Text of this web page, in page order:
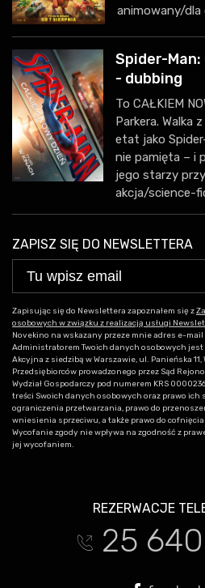
animowany/
Spider-Man:
- dubbing
To CAŁKIEM
Parkera. Walka
etat jako
nie pamięta – i
jego starzy
akcja/science-
ZAPISZ SIĘ DO NEWSLETTERA
Zapisując się do Newslettera zapoznałem się z
osobowych w związku z realizacją usługi
Novekino na wskazany przeze mnie adres e-
Administratorem Twoich danych osobowych jest
Akcyjna z siedzibą w Warszawie, ul. Panieńska
Przedsiębiorców prowadzonego przez Sąd
Wydział Gospodarczy pod numerem KRS
treści Swoich danych osobowych oraz prawo
ograniczenia przetwarzania, prawo do
wniesienia sprzeciwu, a także prawo do
Wycofanie zgody nie wpływa na zgodność z
jej wycofaniem.
REZERWACJE
t 25